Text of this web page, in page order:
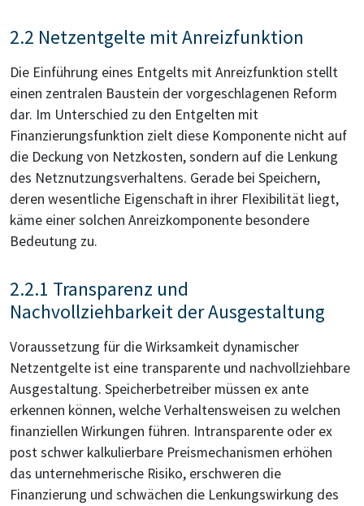
2.2 Netzentgelte mit Anreizfunktion
Die Einführung eines Entgelts mit Anreizfunktion stellt
einen zentralen Baustein der vorgeschlagenen Reform
dar. Im Unterschied zu den Entgelten mit
Finanzierungsfunktion zielt diese Komponente nicht auf
die Deckung von Netzkosten, sondern auf die Lenkung
des Netznutzungsverhaltens. Gerade bei Speichern,
deren wesentliche Eigenschaft in ihrer Flexibilität liegt,
käme einer solchen Anreizkomponente besondere
Bedeutung zu.
2.2.1 Transparenz und
Nachvollziehbarkeit der Ausgestaltung
Voraussetzung für die Wirksamkeit dynamischer
Netzentgelte ist eine transparente und nachvollziehbare
Ausgestaltung. Speicherbetreiber müssen ex ante
erkennen können, welche Verhaltensweisen zu welchen
finanziellen Wirkungen führen. Intransparente oder ex
post schwer kalkulierbare Preismechanismen erhöhen
das unternehmerische Risiko, erschweren die
Finanzierung und schwächen die Lenkungswirkung des